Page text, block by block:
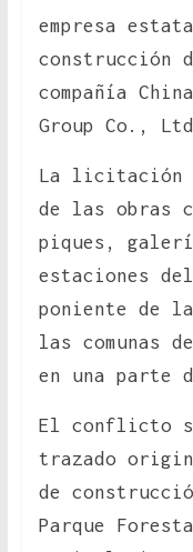
empresa
construcción
compañía
Group Co.,
La licitación
de las obras
piques,
estaciones
poniente de
las comunas
en una parte
El conflicto
trazado
de
Parque